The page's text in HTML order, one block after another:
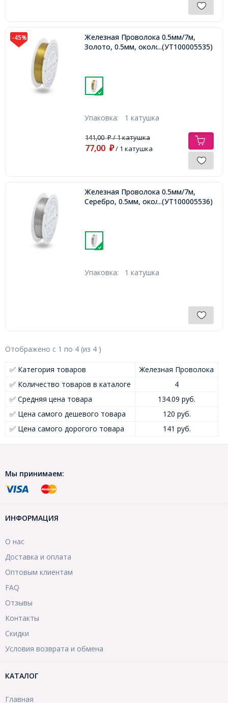
-45%
Железная Проволока 0.5мм/7м,
Золото, 0.5мм, около 7м/катушка,
...(УТ100005535)
Упаковка: 1 катушка
141,00₽/ 1 катушка
77,00 ₽/ 1 катушка
Железная Проволока 0.5мм/7м,
Серебро, 0.5мм, около 7м/катушка,
...(УТ100005536)
Упаковка: 1 катушка
Отображено с 1 по 4 (из 4 )
✅ Категория товаров
Железная Проволока
✅ Количество товаров в каталоге
4
✅ Средняя цена товара
134.09 руб.
✅ Цена самого дешевого товара
120 руб.
✅ Цена самого дорогого товара
141 руб.
Мы принимаем:
ИНФОРМАЦИЯ
О нас
Доставка и оплата
Оптовым клиентам
FAQ
Отзывы
Контакты
Скидки
Условия возврата и обмена
КАТАЛОГ
Главная